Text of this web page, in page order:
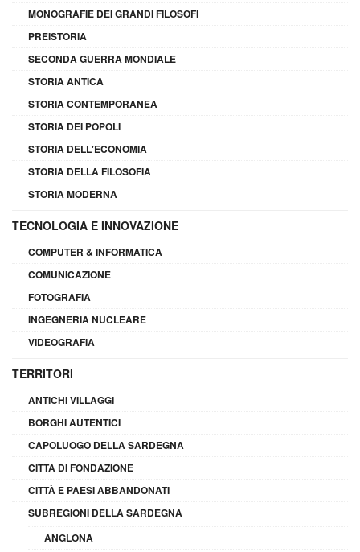
MONOGRAFIE DEI GRANDI FILOSOFI
PREISTORIA
SECONDA GUERRA MONDIALE
STORIA ANTICA
STORIA CONTEMPORANEA
STORIA DEI POPOLI
STORIA DELL'ECONOMIA
STORIA DELLA FILOSOFIA
STORIA MODERNA
TECNOLOGIA E INNOVAZIONE
COMPUTER & INFORMATICA
COMUNICAZIONE
FOTOGRAFIA
INGEGNERIA NUCLEARE
VIDEOGRAFIA
TERRITORI
ANTICHI VILLAGGI
BORGHI AUTENTICI
CAPOLUOGO DELLA SARDEGNA
CITTÀ DI FONDAZIONE
CITTÀ E PAESI ABBANDONATI
SUBREGIONI DELLA SARDEGNA
ANGLONA